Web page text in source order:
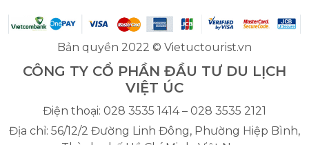
Bản quyền 2022 © Vietuctourist.vn
CÔNG TY CỔ PHẦN ĐẦU TƯ DU LỊCH
VIỆT ÚC
Điện thoại: 028 3535 1414 – 028 3535 2121
Địa chỉ: 56/12/2 Đường Linh Đông, Phường Hiệp Bình,